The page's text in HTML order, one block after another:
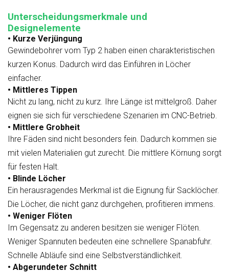
Unterscheidungsmerkmale und
Designelemente
• Kurze Verjüngung
Gewindebohrer vom Typ 2 haben einen charakteristischen
kurzen Konus. Dadurch wird das Einführen in Löcher
einfacher.
• Mittleres Tippen
Nicht zu lang, nicht zu kurz. Ihre Länge ist mittelgroß. Daher
eignen sie sich für verschiedene Szenarien im CNC-Betrieb.
• Mittlere Grobheit
Ihre Fäden sind nicht besonders fein. Dadurch kommen sie
mit vielen Materialien gut zurecht. Die mittlere Körnung sorgt
für festen Halt.
• Blinde Löcher
Ein herausragendes Merkmal ist die Eignung für Sacklöcher.
Die Löcher, die nicht ganz durchgehen, profitieren immens.
• Weniger Flöten
Im Gegensatz zu anderen besitzen sie weniger Flöten.
Weniger Spannuten bedeuten eine schnellere Spanabfuhr.
Schnelle Abläufe sind eine Selbstverständlichkeit.
• Abgerundeter Schnitt